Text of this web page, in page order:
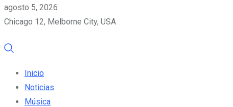
agosto 5, 2026
Chicago 12, Melborne City, USA
Inicio
Noticias
Música